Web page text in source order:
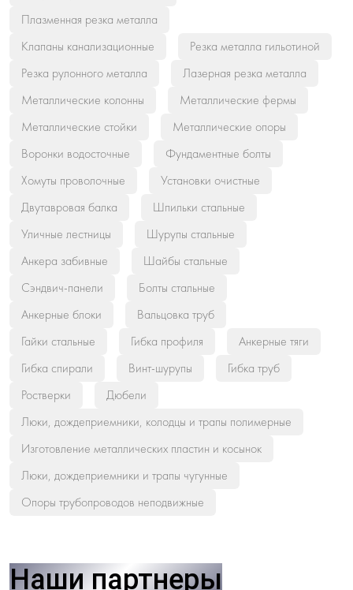
Плазменная резка металла
Клапаны канализационные
Резка металла гильотиной
Резка рулонного металла
Лазерная резка металла
Металлические колонны
Металлические фермы
Металлические стойки
Металлические опоры
Воронки водосточные
Фундаментные болты
Хомуты проволочные
Установки очистные
Двутавровая балка
Шпильки стальные
Уличные лестницы
Шурупы стальные
Анкера забивные
Шайбы стальные
Сэндвич-панели
Болты стальные
Анкерные блоки
Вальцовка труб
Гайки стальные
Гибка профиля
Анкерные тяги
Гибка спирали
Винт-шурупы
Гибка труб
Ростверки
Дюбели
Люки, дождеприемники, колодцы и трапы полимерные
Изготовление металлических пластин и косынок
Люки, дождеприемники и трапы чугунные
Опоры трубопроводов неподвижные
Наши партнеры